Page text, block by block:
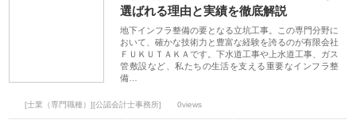
選ばれる理由と実績を徹底解説
地下インフラ整備の要となる立坑工事。この専門分野に
おいて、確かな技術力と豊富な経験を誇るのが有限会社
ＦＵＫＵＴＡＫＡです。下水道工事や上水道工事、ガス
管敷設など、私たちの生活を支える重要なインフラ整
備…
[士業（専門職種）][公認会計士事務所] 0views